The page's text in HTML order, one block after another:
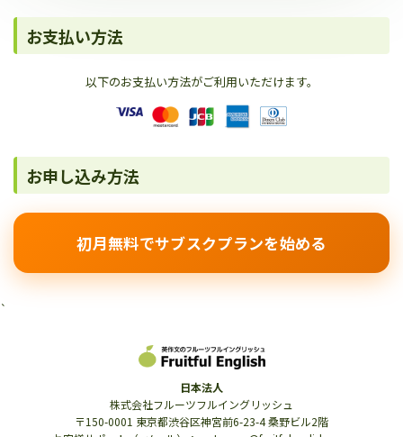
お支払い方法
以下のお支払い方法がご利用いただけます。
お申し込み方法
初月無料でサブスクプランを始める
`
日本法人
株式会社フルーツフルイングリッシュ
〒150-0001 東京都渋谷区神宮前6-23-4 桑野ビル2階